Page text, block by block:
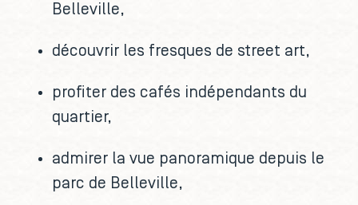
Belleville,
découvrir les fresques de street art,
profiter des cafés indépendants du
quartier,
admirer la vue panoramique depuis le
parc de Belleville,